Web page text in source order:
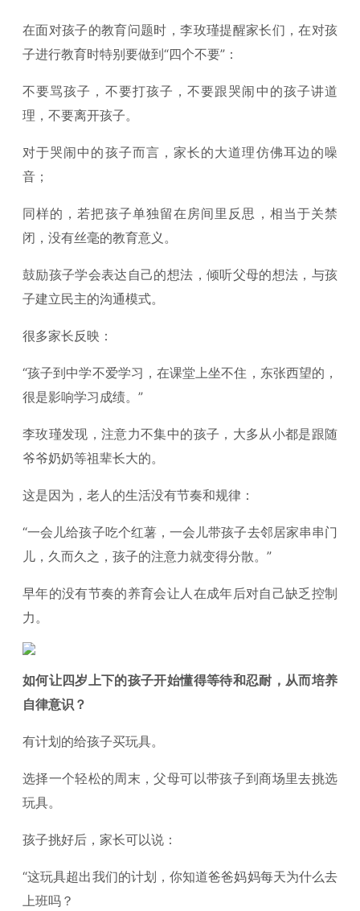
在面对孩子的教育问题时，李玫瑾提醒家长们，在对孩
子进行教育时特别要做到“四个不要”：
不要骂孩子，不要打孩子，不要跟哭闹中的孩子讲道
理，不要离开孩子。
对于哭闹中的孩子而言，家长的大道理仿佛耳边的噪
音；
同样的，若把孩子单独留在房间里反思，相当于关禁
闭，没有丝毫的教育意义。
鼓励孩子学会表达自己的想法，倾听父母的想法，与孩
子建立民主的沟通模式。
很多家长反映：
“孩子到中学不爱学习，在课堂上坐不住，东张西望的，
很是影响学习成绩。”
李玫瑾发现，注意力不集中的孩子，大多从小都是跟随
爷爷奶奶等祖辈长大的。
这是因为，老人的生活没有节奏和规律：
“一会儿给孩子吃个红薯，一会儿带孩子去邻居家串串门
儿，久而久之，孩子的注意力就变得分散。”
早年的没有节奏的养育会让人在成年后对自己缺乏控制
力。
如何让四岁上下的孩子开始懂得等待和忍耐，从而培养
自律意识？
有计划的给孩子买玩具。
选择一个轻松的周末，父母可以带孩子到商场里去挑选
玩具。
孩子挑好后，家长可以说：
“这玩具超出我们的计划，你知道爸爸妈妈每天为什么去
上班吗？